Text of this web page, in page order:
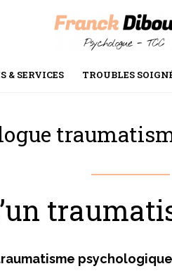
& SERVICES TROUBLES